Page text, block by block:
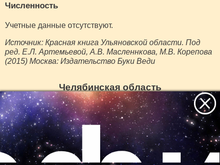
Численность
Учетные данные отсутствуют.
Источник: Красная книга Ульяновской области. Под
ред. Е.Л. Артемьевой, А.В. Масленнкова, М.В. Корепова
(2015) Москва: Издательство Буки Веди
Челябинская область
Статус: III категория. Редкий вид.
Распространение
Отмечен в Троицком р-не, в окрестностях заповедника
«Аркаим», в Брединском р-не в окрестностях пос.
Комсомольский и юго-западной части Брединского
Все самое интересное